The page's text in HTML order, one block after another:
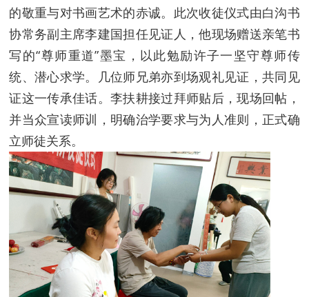
的敬重与对书画艺术的赤诚。此次收徒仪式由白沟书
协常务副主席李建国担任见证人，他现场赠送亲笔书
写的“尊师重道”墨宝，以此勉励许子一坚守尊师传
统、潜心求学。几位师兄弟亦到场观礼见证，共同见
证这一传承佳话。李扶耕接过拜师贴后，现场回帖，
并当众宣读师训，明确治学要求与为人准则，正式确
立师徒关系。